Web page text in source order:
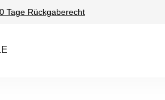
Tage Rückgaberecht